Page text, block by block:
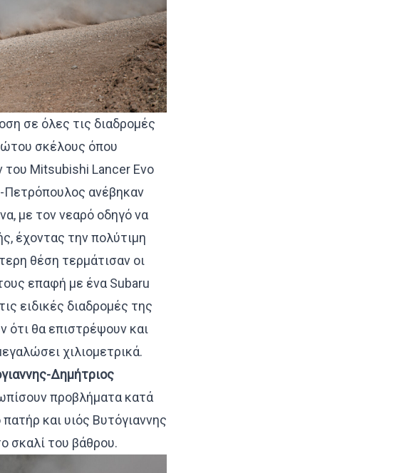
σε όλες τις διαδρομές
σκέλους όπου
Mitsubishi Lancer Evo
Πετρόπουλος ανέβηκαν
με τον νεαρό οδηγό να
έχοντας την πολύτιμη
θέση τερμάτισαν οι
επαφή με ένα Subaru
ειδικές διαδρομές της
θα επιστρέψουν και
χιλιομετρικά.
Δημήτριος
προβλήματα κατά
και υιός Βυτόγιαννης
σκαλί του βάθρου.